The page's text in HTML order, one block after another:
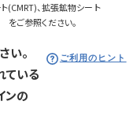
(CMRT)、拡張鉱物シー ト
をご参照ください。
い。
ている
ンの
ご利用のヒント